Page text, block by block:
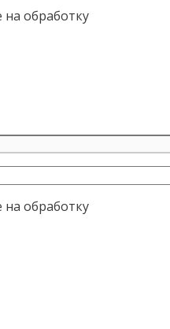
обработку
обработку